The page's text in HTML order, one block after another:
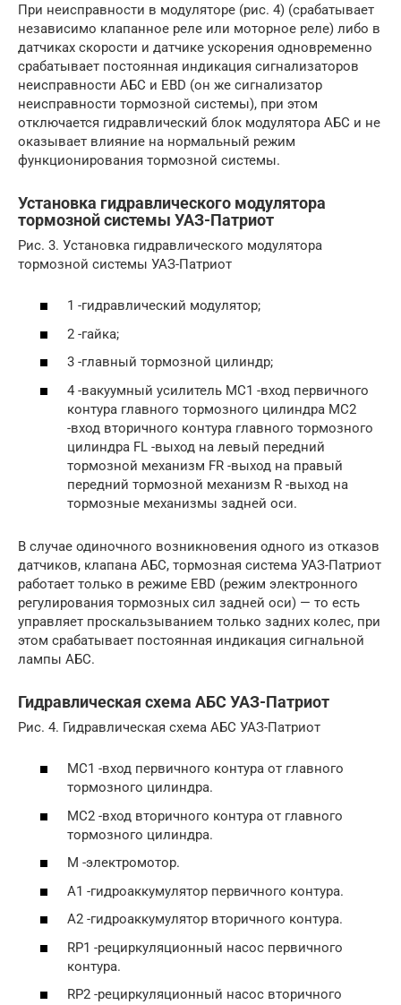
При неисправности в модуляторе (рис. 4) (срабатывает
независимо клапанное реле или моторное реле) либо в
датчиках скорости и датчике ускорения одновременно
срабатывает постоянная индикация сигнализаторов
неисправности АБС и EBD (он же сигнализатор
неисправности тормозной системы), при этом
отключается гидравлический блок модулятора АБС и не
оказывает влияние на нормальный режим
функционирования тормозной системы.
Установка гидравлического модулятора
тормозной системы УАЗ-Патриот
Рис. 3. Установка гидравлического модулятора
тормозной системы УАЗ-Патриот
1 -гидравлический модулятор;
2 -гайка;
3 -главный тормозной цилиндр;
4 -вакуумный усилитель МС1 -вход первичного
контура главного тормозного цилиндра МС2
-вход вторичного контура главного тормозного
цилиндра FL -выход на левый передний
тормозной механизм FR -выход на правый
передний тормозной механизм R -выход на
тормозные механизмы задней оси.
В случае одиночного возникновения одного из отказов
датчиков, клапана АБС, тормозная система УАЗ-Патриот
работает только в режиме EBD (режим электронного
регулирования тормозных сил задней оси) — то есть
управляет проскальзыванием только задних колес, при
этом срабатывает постоянная индикация сигнальной
лампы АБС.
Гидравлическая схема АБС УАЗ-Патриот
Рис. 4. Гидравлическая схема АБС УАЗ-Патриот
МС1 -вход первичного контура от главного
тормозного цилиндра.
МС2 -вход вторичного контура от главного
тормозного цилиндра.
М -электромотор.
А1 -гидроаккумулятор первичного контура.
А2 -гидроаккумулятор вторичного контура.
RP1 -рециркуляционный насос первичного
контура.
RP2 -рециркуляционный насос вторичного